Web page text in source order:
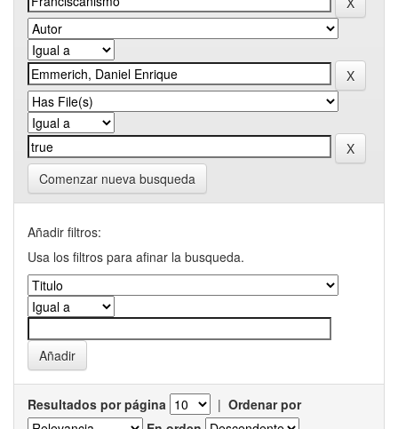
Comenzar nueva busqueda
Añadir filtros:
Usa los filtros para afinar la busqueda.
Resultados por página | Ordenar por